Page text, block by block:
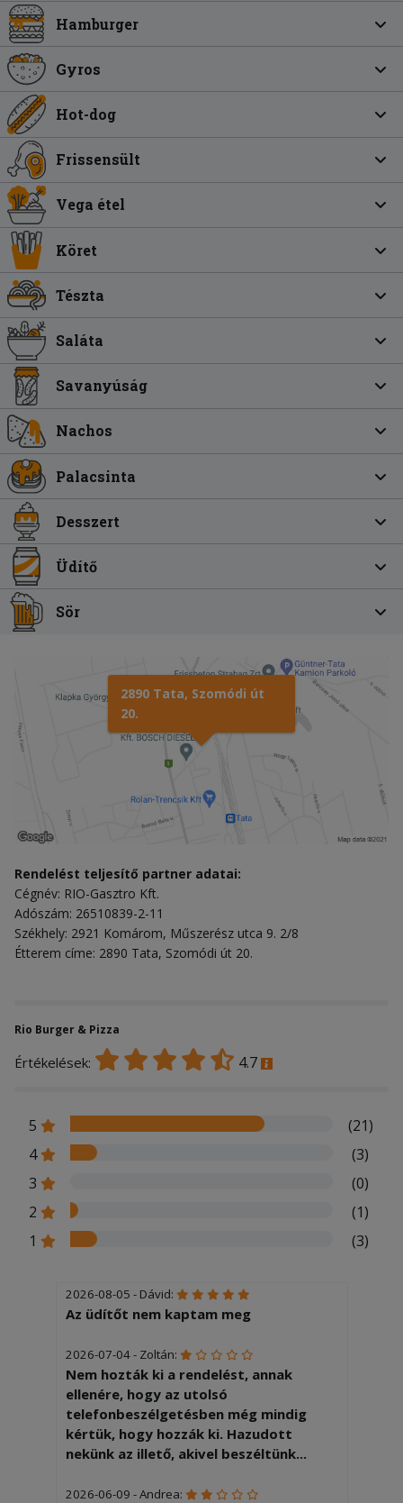
Hamburger
Gyros
Hot-dog
Frissensült
Vega étel
Köret
Tészta
Saláta
Savanyúság
Nachos
Palacsinta
Desszert
Üdítő
Sör
2890 Tata, Szomódi út
20.
Rendelést teljesítő partner adatai:
Cégnév: RIO-Gasztro Kft.
Adószám: 26510839-2-11
Székhely: 2921 Komárom, Műszerész utca 9. 2/8
Étterem címe: 2890 Tata, Szomódi út 20.
Rio Burger & Pizza
Értékelések: 4.7
5
(21)
4
(3)
3
(0)
2
(1)
1
(3)
2026-08-05 - Dávid:
Az üdítőt nem kaptam meg
2026-07-04 - Zoltán:
Nem hozták ki a rendelést, annak
ellenére, hogy az utolsó
telefonbeszélgetésben még mindig
kértük, hogy hozzák ki. Hazudott
nekünk az illető, akivel beszéltünk...
2026-06-09 - Andrea: